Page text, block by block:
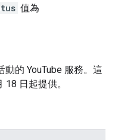
值為
的 YouTube 服務。這
日起提供。